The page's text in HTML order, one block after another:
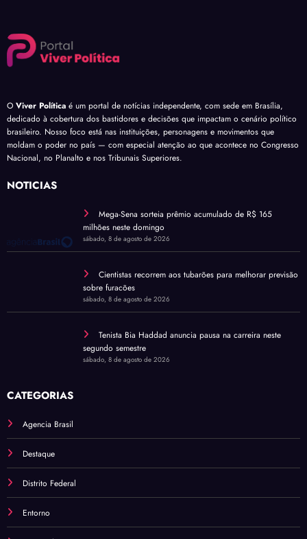
O Viver Política é um portal de notícias independente, com sede em Brasília,
dedicado à cobertura dos bastidores e decisões que impactam o cenário político
brasileiro. Nosso foco está nas instituições, personagens e movimentos que
moldam o poder no país — com especial atenção ao que acontece no Congresso
Nacional, no Planalto e nos Tribunais Superiores.
NOTÍCIAS
Mega-Sena sorteia prêmio acumulado de R$ 165
milhões neste domingo
sábado, 8 de agosto de 2026
Cientistas recorrem aos tubarões para melhorar previsão
sobre furacões
sábado, 8 de agosto de 2026
Tenista Bia Haddad anuncia pausa na carreira neste
segundo semestre
sábado, 8 de agosto de 2026
CATEGORIAS
Agencia Brasil
Destaque
Distrito Federal
Entorno